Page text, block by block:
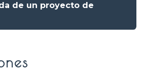
de un proyecto de